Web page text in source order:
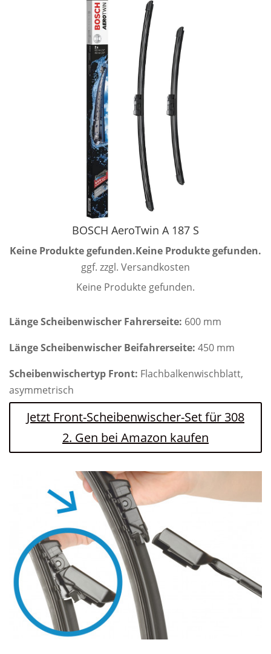
BOSCH AeroTwin A 187 S
Keine Produkte gefunden.Keine Produkte gefunden.
ggf. zzgl. Versandkosten
Keine Produkte gefunden.
Länge Scheibenwischer Fahrerseite: 600 mm
Länge Scheibenwischer Beifahrerseite: 450 mm
Scheibenwischertyp Front: Flachbalkenwischblatt,
asymmetrisch
Jetzt Front-Scheibenwischer-Set für 308
2. Gen bei Amazon kaufen